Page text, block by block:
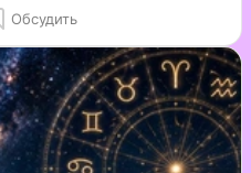
Обсудить